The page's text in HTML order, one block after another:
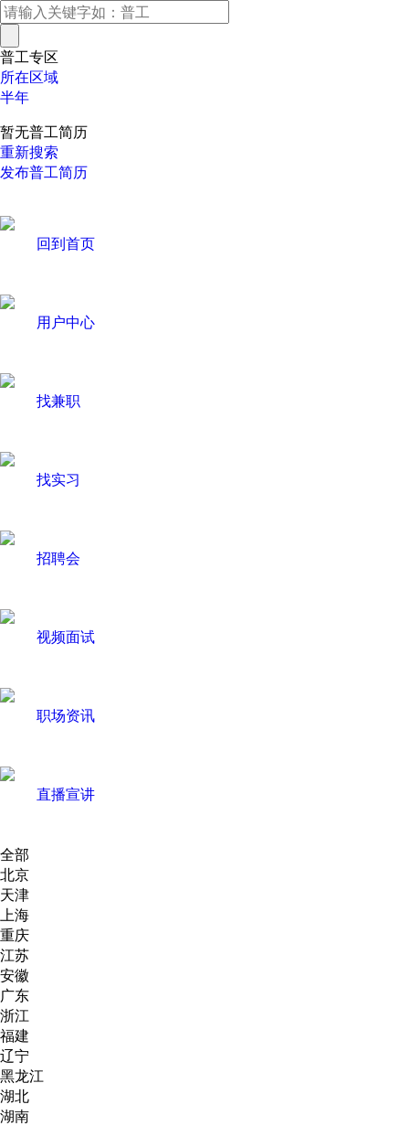
普工专区
所在区域
半年
暂无普工简历
重新搜索
发布普工简历
回到首页
用户中心
找兼职
找实习
招聘会
视频面试
职场资讯
直播宣讲
全部
北京
天津
上海
重庆
江苏
安徽
广东
浙江
福建
辽宁
黑龙江
湖北
湖南